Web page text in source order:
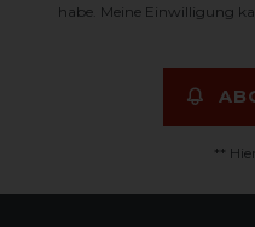
habe. Meine Einwilligung
**